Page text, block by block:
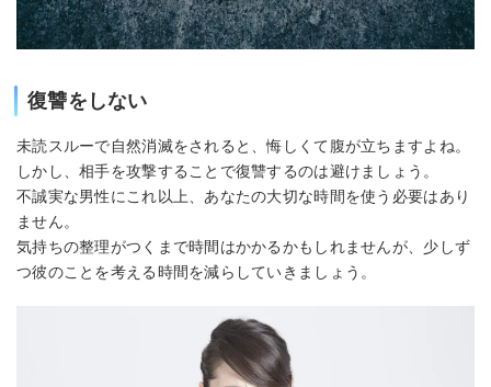
復讐をしない
未読スルーで自然消滅をされると、悔しくて腹が立ちますよね。
しかし、相手を攻撃することで復讐するのは避けましょう。
不誠実な男性にこれ以上、あなたの大切な時間を使う必要はあり
ません。
気持ちの整理がつくまで時間はかかるかもしれませんが、少しず
つ彼のことを考える時間を減らしていきましょう。